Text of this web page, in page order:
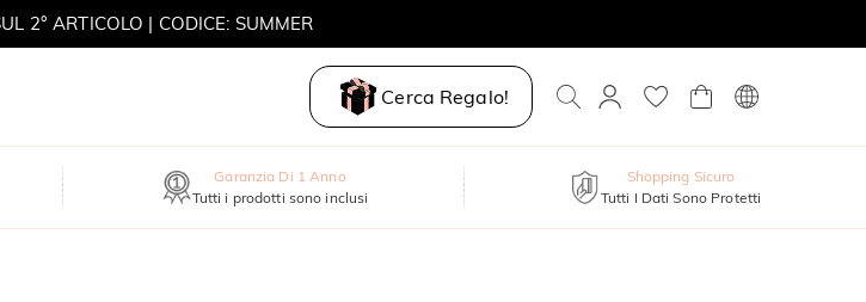
2° ARTICOLO | CODICE: SUMMER
Cerca Regalo!
Garanzia Di 1 Anno
Tutti i prodotti sono inclusi
Shopping Sicuro
Tutti I Dati Sono Protetti